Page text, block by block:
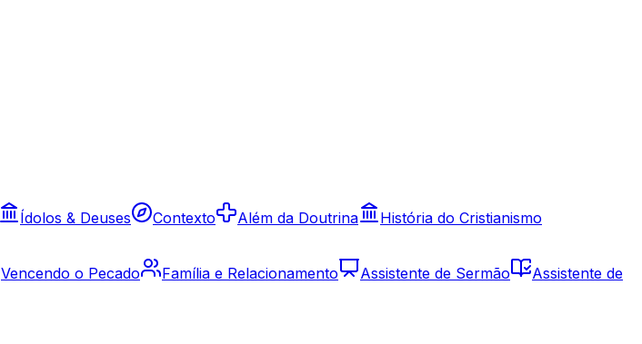
Ídolos & Deuses Contexto Além da Doutrina História do Cristianismo
Vencendo o Pecado Família e Relacionamento Assistente de Sermão
Assistente de